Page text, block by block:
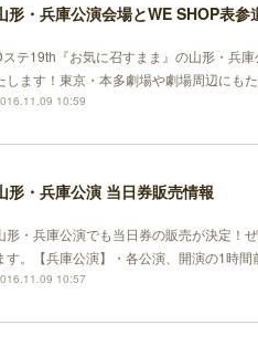
形・兵庫公演会場とWE SHOP表
ステ19th『お気に召すまま』の山形・兵
します！東京・本多劇場や劇場周辺にも
10:59
形・兵庫公演 当日券販売情報
形・兵庫公演でも当日券の販売が決定！
す。【兵庫公演】・各公演、開演の1時
10:57